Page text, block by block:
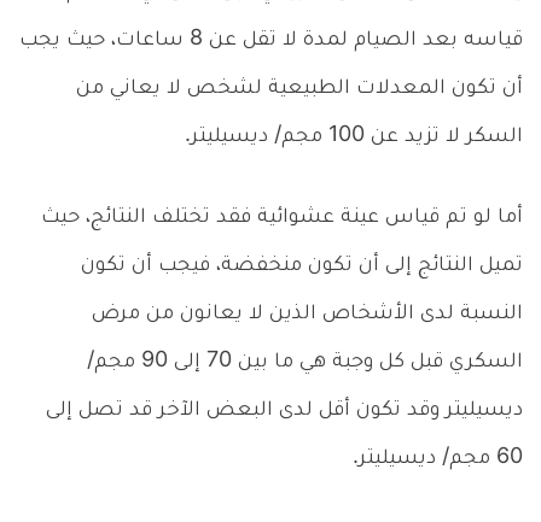
قياسه بعد الصيام لمدة لا تقل عن 8 ساعات، حيث يجب
أن تكون المعدلات الطبيعية لشخص لا يعاني من
السكر لا تزيد عن 100 مجم/ ديسيليتر.
أما لو تم قياس عينة عشوائية فقد تختلف النتائج، حيث
تميل النتائج إلى أن تكون منخفضة، فيجب أن تكون
النسبة لدى الأشخاص الذين لا يعانون من مرض
السكري قبل كل وجبة هي ما بين 70 إلى 90 مجم/
ديسيليتر وقد تكون أقل لدى البعض الآخر قد تصل إلى
60 مجم/ ديسيليتر.